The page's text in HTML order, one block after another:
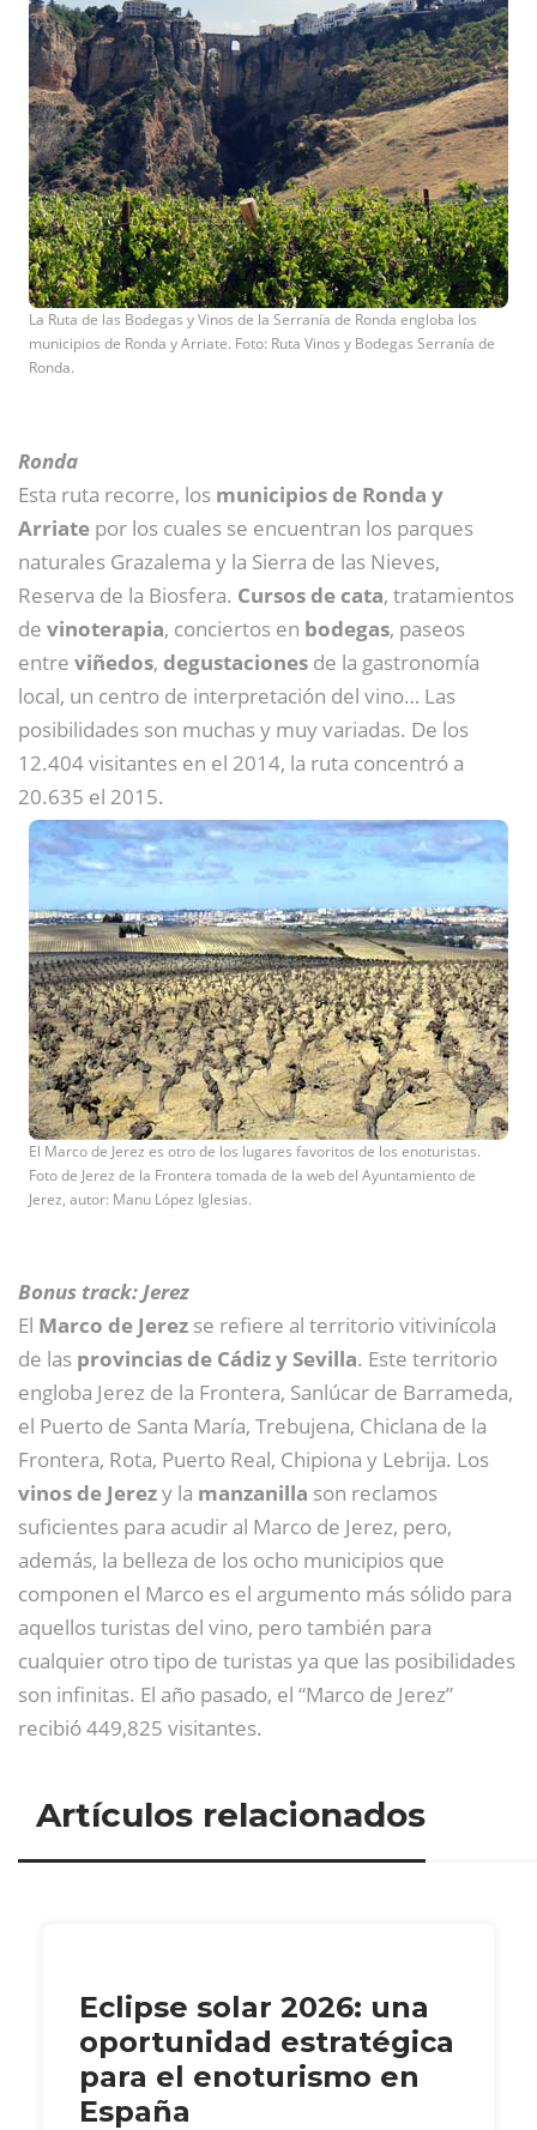
La Ruta de las Bodegas y Vinos de la Serranía de Ronda engloba los
municipios de Ronda y Arriate. Foto: Ruta Vinos y Bodegas Serranía de
Ronda.
Ronda
Esta ruta recorre, los municipios de Ronda y
Arriate por los cuales se encuentran los parques
naturales Grazalema y la Sierra de las Nieves,
Reserva de la Biosfera. Cursos de cata, tratamientos
de vinoterapia, conciertos en bodegas, paseos
entre viñedos, degustaciones de la gastronomía
local, un centro de interpretación del vino… Las
posibilidades son muchas y muy variadas. De los
12.404 visitantes en el 2014, la ruta concentró a
20.635 el 2015.
El Marco de Jerez es otro de los lugares favoritos de los enoturistas.
Foto de Jerez de la Frontera tomada de la web del Ayuntamiento de
Jerez, autor: Manu López Iglesias.
Bonus track: Jerez
El Marco de Jerez se refiere al territorio vitivinícola
de las provincias de Cádiz y Sevilla. Este territorio
engloba Jerez de la Frontera, Sanlúcar de Barrameda,
el Puerto de Santa María, Trebujena, Chiclana de la
Frontera, Rota, Puerto Real, Chipiona y Lebrija. Los
vinos de Jerezy la manzanilla son reclamos
suficientes para acudir al Marco de Jerez, pero,
además, la belleza de los ocho municipios que
componen el Marco es el argumento más sólido para
aquellos turistas del vino, pero también para
cualquier otro tipo de turistas ya que las posibilidades
son infinitas. El año pasado, el “Marco de Jerez”
recibió 449,825 visitantes.
Artículos relacionados
Eclipse solar 2026: una
oportunidad estratégica
para el enoturismo en
España